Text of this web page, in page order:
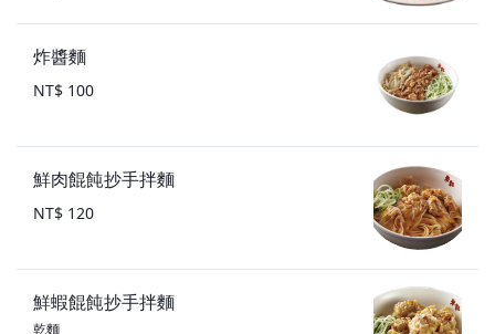
炸醬麵
NT$ 100
鮮肉餛飩抄手拌麵
NT$ 120
鮮蝦餛飩抄手拌麵
乾麵